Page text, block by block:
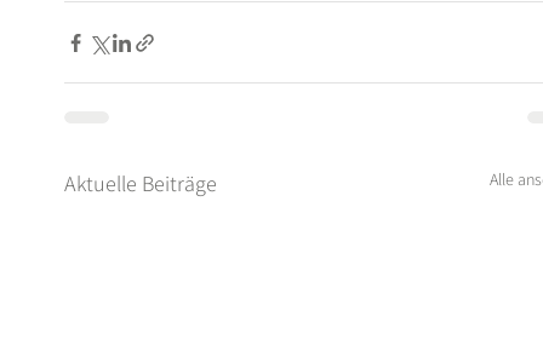
Aktuelle Beiträge Alle